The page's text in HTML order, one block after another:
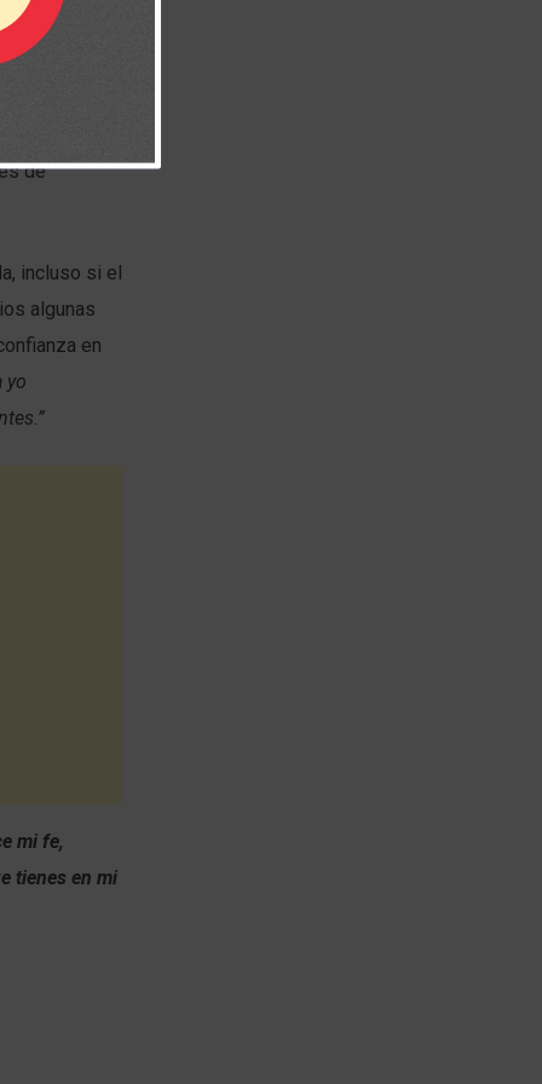
que los
de
incluso si el
algunas
en
yo
mi fe,
tienes en mi